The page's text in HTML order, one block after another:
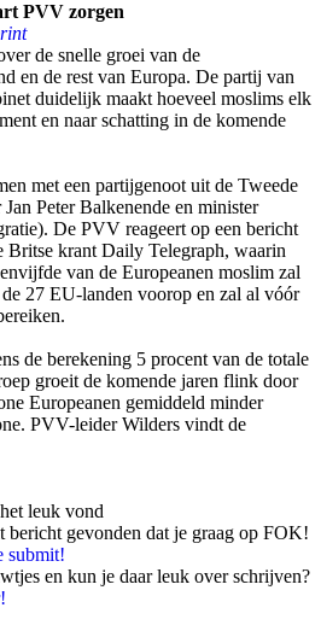
PVV zorgen
de snelle groei van de
en de rest van Europa. De partij van
duidelijk maakt hoeveel moslims elk
en naar schatting in de komende
met een partijgenoot uit de Tweede
Peter Balkenende en minister
De PVV reageert op een bericht
Britse krant Daily Telegraph, waarin
van de Europeanen moslim zal
27 EU-landen voorop en zal al vóór
de berekening 5 procent van de totale
groeit de komende jaren flink door
Europeanen gemiddeld minder
PVV-leider Wilders vindt de
leuk vond
bericht gevonden dat je graag op FOK!
submit!
en kun je daar leuk over schrijven?